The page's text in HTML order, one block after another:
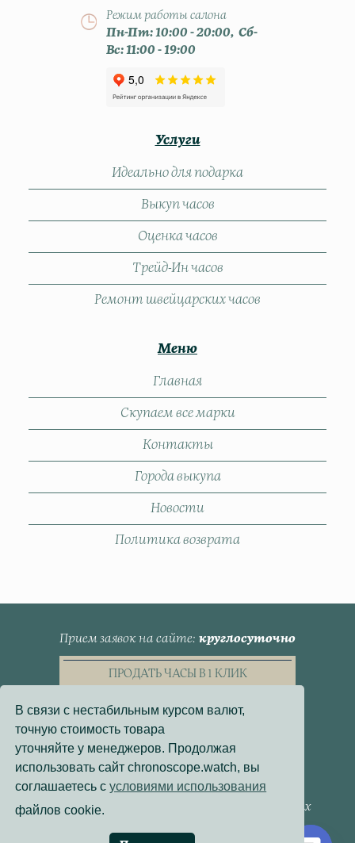
Режим работы салона
Пн-Пт: 10:00 - 20:00, Сб-
Вс: 11:00 - 19:00
Услуги
Идеально для подарка
Выкуп часов
Оценка часов
Трейд-Ин часов
Ремонт швейцарских часов
Меню
Главная
Скупаем все марки
Контакты
Города выкупа
Новости
Политика возврата
Прием заявок на сайте круглосуточно
ПРОДАТЬ ЧАСЫ В 1 КЛИК
Пользовательское Соглашение
Политика конфиденциальности
Согласие на обработку персональных данных
Политика использования файлов cookie
В связи с нестабильным курсом валют,
точную стоимость товара
уточняйте у менеджеров. Продолжая
использовать сайт chronoscope.watch, вы
соглашаетесь сусловиями использования
файлов cookie.